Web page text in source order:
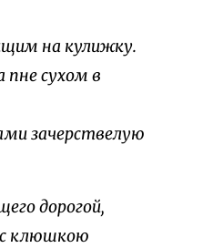
на кулижку.
пне сухом в
зачерствелую
дорогой,
клюшкою